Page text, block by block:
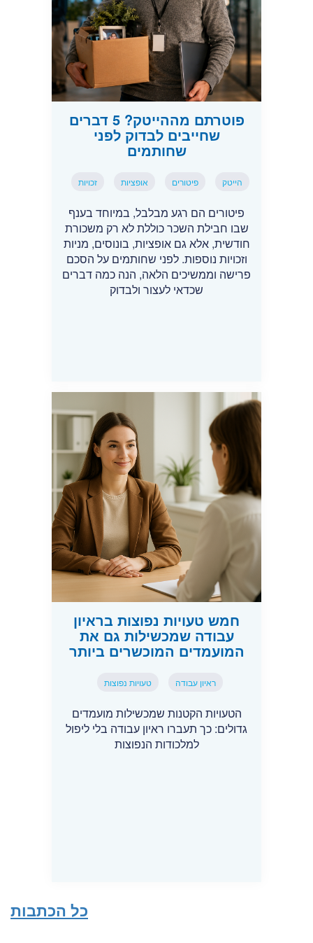
פוטרתם מההייטק? 5 דברים
שחייבים לבדוק לפני
שחותמים
הייטק פיטורים אופציות זכויות
פיטורים הם רגע מבלבל, במיוחד בענף
שבו חבילת השכר כוללת לא רק משכורת
חודשית, אלא גם אופציות, בונוסים, מניות
וזכויות נוספות. לפני שחותמים על הסכם
פרישה וממשיכים הלאה, הנה כמה דברים
שכדאי לעצור ולבדוק
חמש טעויות נפוצות בראיון
עבודה שמכשילות גם את
המועמדים המוכשרים ביותר
ראיון עבודה טעויות נפוצות
הטעויות הקטנות שמכשילות מועמדים
גדולים: כך תעברו ראיון עבודה בלי ליפול
למלכודות הנפוצות
כל הכתבות